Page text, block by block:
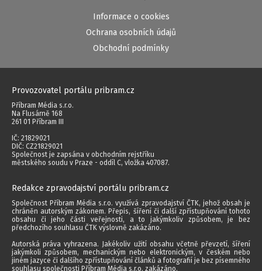
Informace o cookies
Ochrana osobních údajů
Obchodní podmínky
Provozovatel portálu pribram.cz
Příbram Média s.r.o.
Na Flusárně 168
261 01 Příbram III
IČ: 21829021
DIČ: CZ21829021
Společnost je zapsána v obchodním rejstříku
městského soudu v Praze - oddíl C, vložka 407087.
Redakce zpravodajství portálu pribram.cz
Společnost Příbram Média s.r.o. využívá zpravodajství ČTK, jehož obsah je
chráněn autorským zákonem. Přepis, šíření či další zpřístupňování tohoto
obsahu či jeho části veřejnosti, a to jakýmkoliv způsobem, je bez
předchozího souhlasu ČTK výslovně zakázáno.
Autorská práva vyhrazena. Jakékoliv užití obsahu včetně převzetí, šíření
jakýmkoli způsobem, mechanickým nebo elektronickým, v českém nebo
jiném jazyce či dalšího zpřístupňování článků a fotografií je bez písemného
souhlasu společnosti Příbram Média s.r.o. zakázáno.